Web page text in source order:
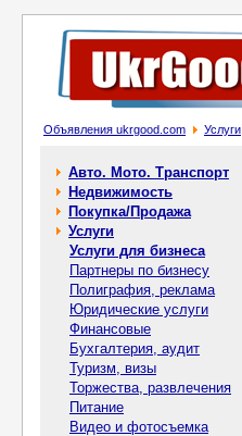
Объявления ukrgood.com Услуги
Авто. Мото. Транспорт
Недвижимость
Покупка/Продажа
Услуги
Услуги для бизнеса
Партнеры по бизнесу
Полиграфия, реклама
Юридические услуги
Финансовые
Бухгалтерия, аудит
Туризм, визы
Торжества, развлечения
Питание
Видео и фотосъемка